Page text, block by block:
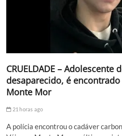
CRUELDADE – Adolescente
desaparecido, é
Monte Mor
21 horas ago
A polícia encontrou o cadáver